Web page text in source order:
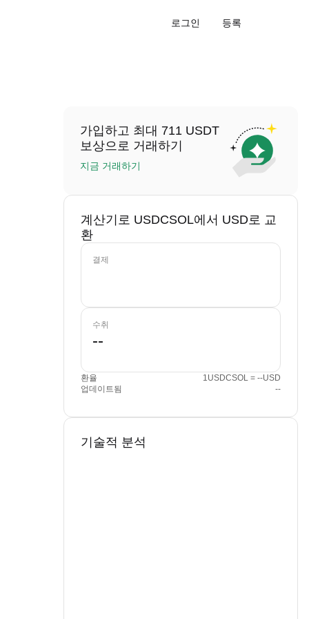
로그인 등록
가입하고 최대 711 USDT
보상으로 거래하기
지금 거래하기
계산기로 USDCSOL에서 USD로 교
환
결제
수취
환율
1USDCSOL = --USD
업데이트됨
--
기술적 분석